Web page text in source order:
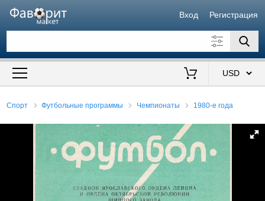
Вход Регистрация
Искать также в описании
Спорт Футбольные программы Чемпионаты 1980-е года